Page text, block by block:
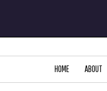
HOME ABOUT